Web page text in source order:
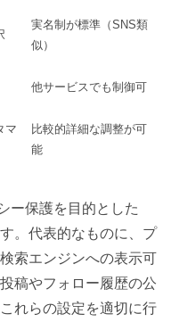
実名制が標準（SNS類
似）
他サービスでも制御可
マ
比較的詳細な調整が可
能
ー保護を目的とした
。代表的なものに、プ
索エンジンへの表示可
稿やフォロー履歴の公
れらの設定を適切に行